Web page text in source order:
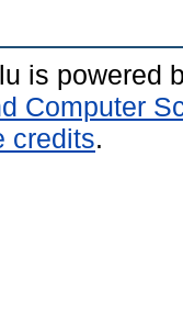
is powered
Computer
credits.